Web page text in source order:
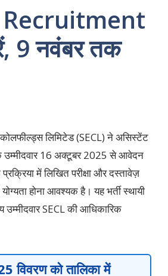
Recruitment
9 नवंबर तक
लिमिटेड (SECL) ने असिस्टेंट
16 अक्टूबर 2025 से आवेदन
में लिखित परीक्षा और दस्तावेज़
होना आवश्यक है। यह भर्ती स्थायी
SECL की आधिकारिक
विवरण को तालिका में